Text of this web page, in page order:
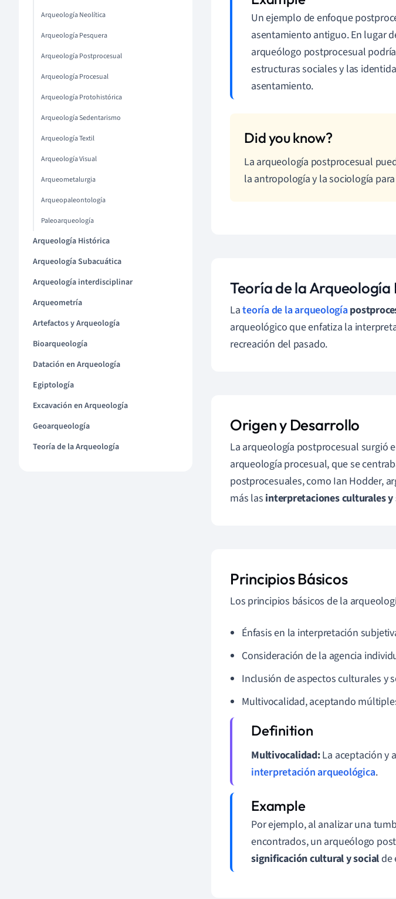
Arqueología Neolítica
Arqueología Pesquera
Arqueología Postprocesual
Arqueología Procesual
Arqueología Protohistórica
Arqueología Sedentarismo
Arqueología Textil
Arqueología Visual
Arqueometalurgia
Arqueopaleontología
Paleoarqueología
Arqueología Histórica
Arqueología Subacuática
Arqueología interdisciplinar
Arqueometría
Artefactos y Arqueología
Bioarqueología
Datación en Arqueología
Egiptología
Excavación en Arqueología
Geoarqueología
Teoría de la Arqueología
Un ejemplo de enfoque
asentamiento antiguo. En lugar
arqueólogo postprocesual
estructuras sociales y las
asentamiento.
La arqueología postprocesual
la antropología y la sociología
Teoría de la Arqueología
Lateoría de la arqueología
arqueológico que enfatiza la
recreación del pasado.
Origen y Desarrollo
La arqueología postprocesual surgió
arqueología procesual, que se
postprocesuales, como Ian Hodder,
más las interpretaciones culturales y
Principios Básicos
Los principios básicos de la
Énfasis en la interpretación
Consideración de la agencia
Inclusión de aspectos culturales y
Multivocalidad, aceptando
Multivocalidad:La aceptación y
interpretación arqueológica.
Por ejemplo, al analizar una
encontrados, un arqueólogo
significación cultural y socialde